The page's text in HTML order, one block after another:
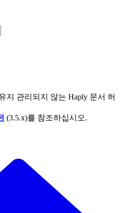
지 관리되지 않는 Haply 문서 허
(3.5.x)를 참조하십시오.